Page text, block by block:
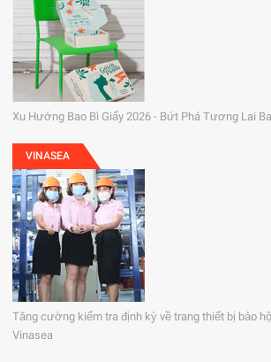
Xu Hướng Bao Bì Giấy 2026 - Bứt Phá Tương Lai
VINASEA
Tăng cường kiểm tra định kỳ về trang thiết bị bảo
Vinasea